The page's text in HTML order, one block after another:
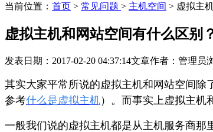
当前位置： 首页 > 常见问题 > 主机空间 > 虚拟主
虚拟主机和网站空间有什么区别
发表日期：2017-02-20 04:37:14文章作者：管理员
其实大家平常所说的虚拟主机和网站空间
参考什么是虚拟主机）。而事实上虚拟主机
一般我们说的虚拟主机都是从主机服务商那